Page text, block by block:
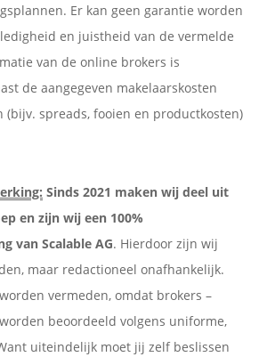
Er kan geen garantie worden
en juistheid van de vermelde
van de online brokers is
de aangegeven makelaarskosten
(bijv. spreads, fooien en productkosten)
Sinds 2021 maken wij deel uit
en zijn wij een 100%
van Scalable AG. Hierdoor zijn wij
maar redactioneel onafhankelijk.
vermeden, omdat brokers –
beoordeeld volgens uniforme,
uiteindelijk moet jij zelf beslissen